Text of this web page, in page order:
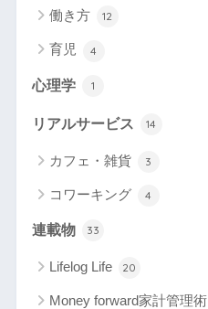
働き方 12
育児 4
心理学 1
リアルサービス 14
カフェ・雑貨 3
コワーキング 4
連載物 33
Lifelog Life 20
Money forward家計管理術